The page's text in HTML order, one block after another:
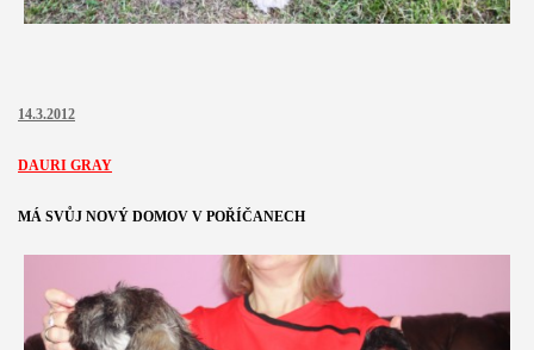
14.3.2012
DAURI GRAY
MÁ SVŮJ NOVÝ DOMOV V POŘÍČANECH